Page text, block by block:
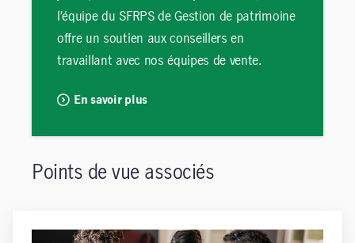
l’équipe du SFRPS de Gestion de patrimoine
offre un soutien aux conseillers en
travaillant avec nos équipes de vente.
En savoir plus
Points de vue associés